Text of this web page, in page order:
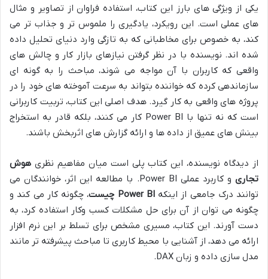
یکی از ویژگی های بارز این کتاب، استفاده فراوان از تصاویر و مثال
های عملی است. این رویکرد، یادگیری را ملموس تر و جذاب تر می
کند، به خصوص برای مخاطبانی که به تازگی وارد دنیای تحلیل داده
شده اند. نویسنده با در نظر گرفتن نیازهای بازار کار و چالش های
واقعی که کاربران با آن مواجه می شوند، مباحث را به گونه ای
سازماندهی کرده که خواننده بتواند به سرعت آموخته های خود را در
پروژه های واقعی به کار گیرد. هدف اصلی این کتاب، تربیت کاربرانی
است که نه تنها با Power BI کار می کنند، بلکه قادر به استخراج
بینش های عمیق از داده ها و ارائه گزارش های اثربخش باشند.
از دیدگاه نویسنده، این کتاب پلی است میان مفاهیم نظری هوش
تجاری
و کاربرد عملی Power BI. با مطالعه این اثر، خوانندگان می
توانند درک جامعی از اینکهPower BI چیست
، چگونه کار می کند و
چگونه می توان از آن برای حل مشکلات کسب وکار استفاده کرد، به
دست آورند. این کتاب، مسیری مشخص برای تسلط بر این نرم افزار
ارائه می دهد، از آشنایی با محیط کاربری تا مباحث پیشرفته تر مانند
مدل سازی داده و زبان DAX.